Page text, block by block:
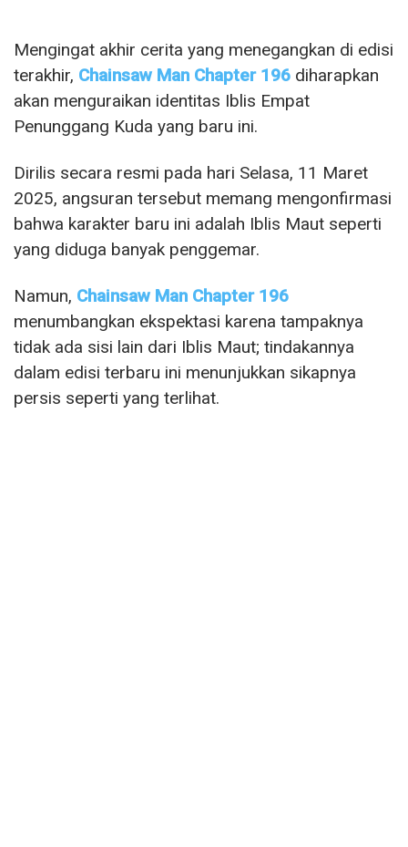
Mengingat akhir cerita yang menegangkan di edisi
terakhir, Chainsaw Man Chapter 196 diharapkan
akan menguraikan identitas Iblis Empat
Penunggang Kuda yang baru ini.
Dirilis secara resmi pada hari Selasa, 11 Maret
2025, angsuran tersebut memang mengonfirmasi
bahwa karakter baru ini adalah Iblis Maut seperti
yang diduga banyak penggemar.
Namun, Chainsaw Man Chapter 196
menumbangkan ekspektasi karena tampaknya
tidak ada sisi lain dari Iblis Maut; tindakannya
dalam edisi terbaru ini menunjukkan sikapnya
persis seperti yang terlihat.